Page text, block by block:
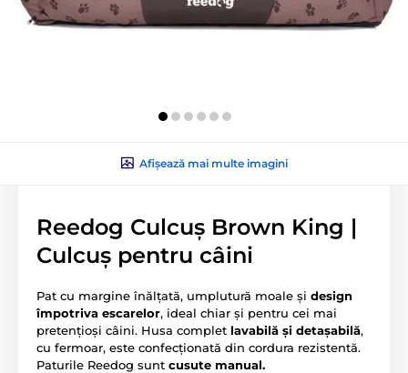
Afișează mai multe imagini
Reedog Culcuș Brown King |
Culcuș pentru câini
Pat cu margine înălțată, umplutură moale și design
împotriva escarelor, ideal chiar și pentru cei mai
pretențioși câini. Husa complet lavabilă și detașabilă,
cu fermoar, este confecționată din cordura rezistentă.
Paturile Reedog sunt cusute manual.